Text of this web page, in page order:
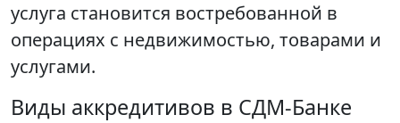
услуга становится востребованной в
операциях с недвижимостью, товарами и
услугами.
Виды аккредитивов в СДМ-Банке